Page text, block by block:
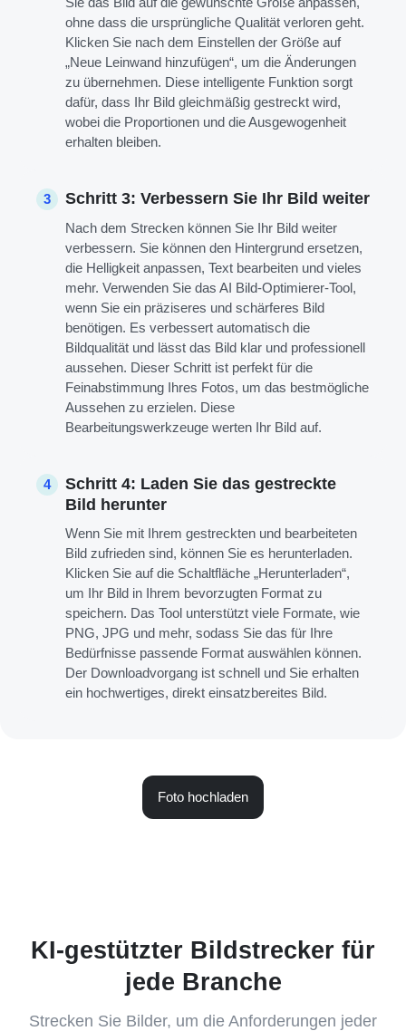
ohne dass die ursprüngliche Qualität verloren geht.
Klicken Sie nach dem Einstellen der Größe auf
„Neue Leinwand hinzufügen“, um die Änderungen
zu übernehmen. Diese intelligente Funktion sorgt
dafür, dass Ihr Bild gleichmäßig gestreckt wird,
wobei die Proportionen und die Ausgewogenheit
erhalten bleiben.
3 Schritt 3: Verbessern Sie Ihr Bild weiter
Nach dem Strecken können Sie Ihr Bild weiter
verbessern. Sie können den Hintergrund ersetzen,
die Helligkeit anpassen, Text bearbeiten und vieles
mehr. Verwenden Sie das AI Bild-Optimierer-Tool,
wenn Sie ein präziseres und schärferes Bild
benötigen. Es verbessert automatisch die
Bildqualität und lässt das Bild klar und professionell
aussehen. Dieser Schritt ist perfekt für die
Feinabstimmung Ihres Fotos, um das bestmögliche
Aussehen zu erzielen. Diese
Bearbeitungswerkzeuge werten Ihr Bild auf.
4
Schritt 4: Laden Sie das gestreckte
Bild herunter
Wenn Sie mit Ihrem gestreckten und bearbeiteten
Bild zufrieden sind, können Sie es herunterladen.
Klicken Sie auf die Schaltfläche „Herunterladen“,
um Ihr Bild in Ihrem bevorzugten Format zu
speichern. Das Tool unterstützt viele Formate, wie
PNG, JPG und mehr, sodass Sie das für Ihre
Bedürfnisse passende Format auswählen können.
Der Downloadvorgang ist schnell und Sie erhalten
ein hochwertiges, direkt einsatzbereites Bild.
Foto hochladen
KI-gestützter Bildstrecker für
jede Branche
Strecken Sie Bilder, um die Anforderungen jeder